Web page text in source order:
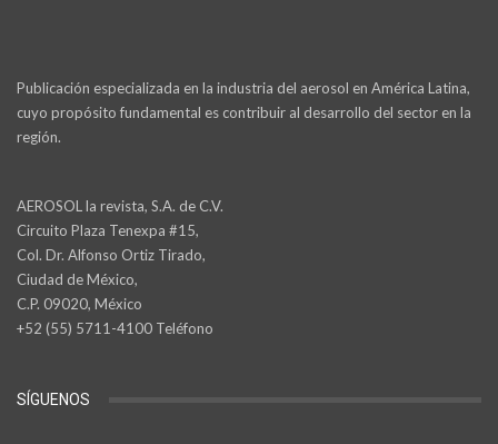
Publicación especializada en la industria del aerosol en América Latina,
cuyo propósito fundamental es contribuir al desarrollo del sector en la
región.
AEROSOL la revista, S.A. de C.V.
Circuito Plaza Tenexpa #15,
Col. Dr. Alfonso Ortiz Tirado,
Ciudad de México,
C.P. 09020, México
+52 (55) 5711-4100 Teléfono
SÍGUENOS